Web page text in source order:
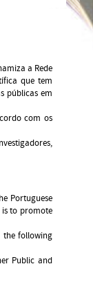
a Rede
que tem
públicas em
com os
Portuguese
is to promote
the following
Public and